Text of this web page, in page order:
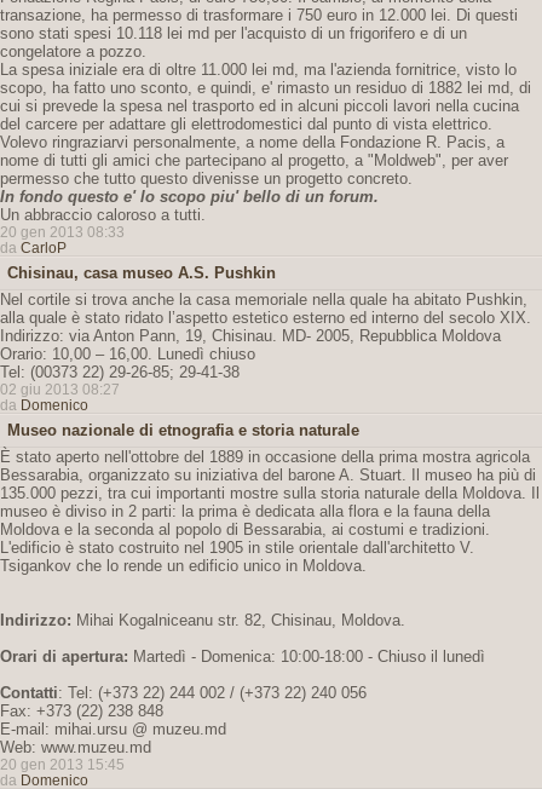
transazione, ha permesso di trasformare i 750 euro in 12.000 lei. Di questi
sono stati spesi 10.118 lei md per l'acquisto di un frigorifero e di un
congelatore a pozzo.
La spesa iniziale era di oltre 11.000 lei md, ma l'azienda fornitrice, visto lo
scopo, ha fatto uno sconto, e quindi, e' rimasto un residuo di 1882 lei md, di
cui si prevede la spesa nel trasporto ed in alcuni piccoli lavori nella cucina
del carcere per adattare gli elettrodomestici dal punto di vista elettrico.
Volevo ringraziarvi personalmente, a nome della Fondazione R. Pacis, a
nome di tutti gli amici che partecipano al progetto, a "Moldweb", per aver
permesso che tutto questo divenisse un progetto concreto.
In fondo questo e' lo scopo piu' bello di un forum.
Un abbraccio caloroso a tutti.
20 gen 2013 08:33
da CarloP
Chisinau, casa museo A.S. Pushkin
Nel cortile si trova anche la casa memoriale nella quale ha abitato Pushkin,
alla quale è stato ridato l’aspetto estetico esterno ed interno del secolo XIX.
Indirizzo: via Anton Pann, 19, Chisinau. MD- 2005, Repubblica Moldova
Orario: 10,00 – 16,00. Lunedì chiuso
Tel: (00373 22) 29-26-85; 29-41-38
02 giu 2013 08:27
da Domenico
Museo nazionale di etnografia e storia naturale
È stato aperto nell'ottobre del 1889 in occasione della prima mostra agricola
Bessarabia, organizzato su iniziativa del barone A. Stuart. Il museo ha più di
135.000 pezzi, tra cui importanti mostre sulla storia naturale della Moldova. Il
museo è diviso in 2 parti: la prima è dedicata alla flora e la fauna della
Moldova e la seconda al popolo di Bessarabia, ai costumi e tradizioni.
L'edificio è stato costruito nel 1905 in stile orientale dall'architetto V.
Tsigankov che lo rende un edificio unico in Moldova.
Indirizzo: Mihai Kogalniceanu str. 82, Chisinau, Moldova.
Orari di apertura: Martedì - Domenica: 10:00-18:00 - Chiuso il lunedì
Contatti: Tel: (+373 22) 244 002 / (+373 22) 240 056
Fax: +373 (22) 238 848
E-mail: mihai.ursu @ muzeu.md
Web: www.muzeu.md
20 gen 2013 15:45
da Domenico